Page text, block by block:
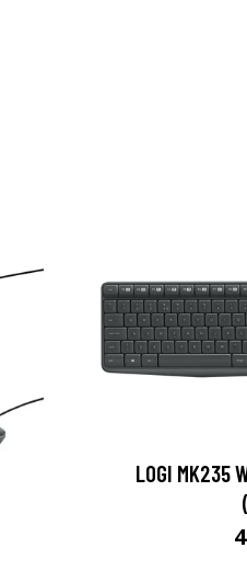
LOGI MK235